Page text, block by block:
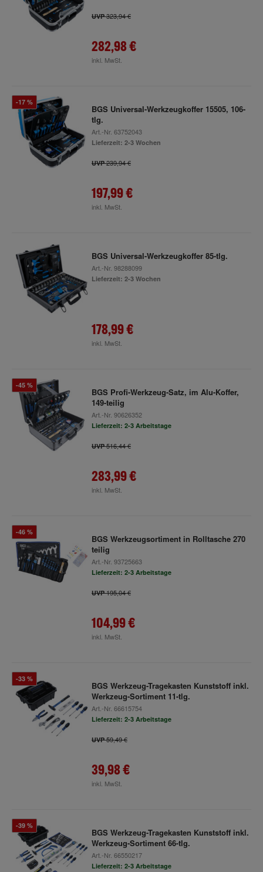
UVP323,94 €
282,98 €
inkl. MwSt.
-17 %
BGS Universal-Werkzeugkoffer 15505, 106-
tlg.
Art.-Nr. 63752043
Lieferzeit: 2-3 Wochen
UVP239,94 €
197,99 €
inkl. MwSt.
BGS Universal-Werkzeugkoffer 85-tlg.
Art.-Nr. 98288099
Lieferzeit: 2-3 Wochen
178,99 €
inkl. MwSt.
-45 %
BGS Profi-Werkzeug-Satz, im Alu-Koffer,
149-teilig
Art.-Nr. 90626352
Lieferzeit: 2-3 Arbeitstage
UVP516,44 €
283,99 €
inkl. MwSt.
-46 %
BGS Werkzeugsortiment in Rolltasche 270
teilig
Art.-Nr. 93725663
Lieferzeit: 2-3 Arbeitstage
UVP195,04 €
104,99 €
inkl. MwSt.
-33 %
BGS Werkzeug-Tragekasten Kunststoff inkl.
Werkzeug-Sortiment 11-tlg.
Art.-Nr. 66615754
Lieferzeit: 2-3 Arbeitstage
UVP59,49 €
39,98 €
inkl. MwSt.
-39 %
BGS Werkzeug-Tragekasten Kunststoff inkl.
Werkzeug-Sortiment 66-tlg.
Art.-Nr. 66550217
Lieferzeit: 2-3 Arbeitstage